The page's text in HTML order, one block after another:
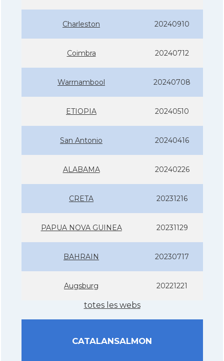
Charleston 20240910
Coimbra 20240712
Warrnambool 20240708
ETIOPIA 20240510
San Antonio 20240416
ALABAMA 20240226
CRETA 20231216
PAPUA NOVA GUINEA 20231129
BAHRAIN 20230717
Augsburg 20221221
totes les webs
CATALANSALMON